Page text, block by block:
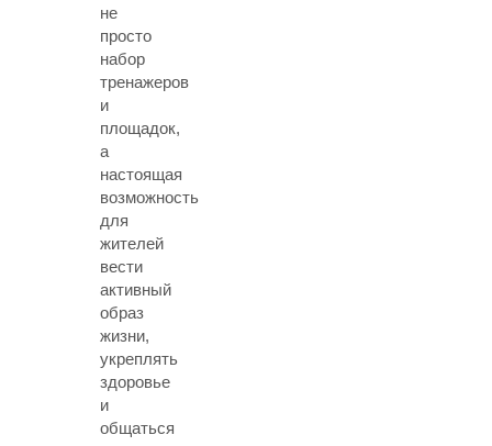
не
просто
набор
тренажеров
и
площадок,
а
настоящая
возможность
для
жителей
вести
активный
образ
жизни,
укреплять
здоровье
и
общаться